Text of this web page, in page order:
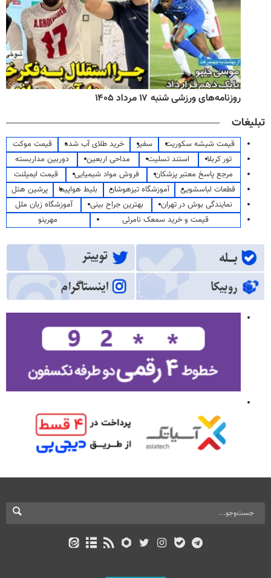
روزنامه‌های ورزشی شنبه ۱۷ مرداد ۱۴۰۵
تبلیغات
قیمت شیشه سکوریت سفیر خرید طلای آب شده
قیمت موکت
تور کربلا
استند تسلیت مداحی اربعین
دوربین مداربسته
مرجع پاسخ معتبر پزشکان
فروش مواد شیمیایی
قیمت ایمپلنت
قطعات لباسشویی
آموزشگاه تیزهوشان بلیط هواپیما
پرشین هتل
نمایندگی بوش در تهران
بهترین جراح بینی
آموزشگاه زبان ملل
قیمت و خرید سمعک نامرئی
مهرینو